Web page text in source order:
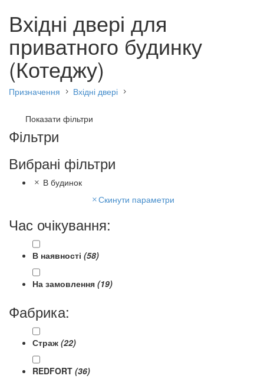
Вхідні двері для
приватного будинку
(Котеджу)
Призначення Вхідні двері
Показати фільтри
Фільтри
Вибрані фільтри
В будинок
Скинути параметри
Час очікування:
В наявності (58)
На замовлення (19)
Фабрика:
Страж (22)
REDFORT (36)